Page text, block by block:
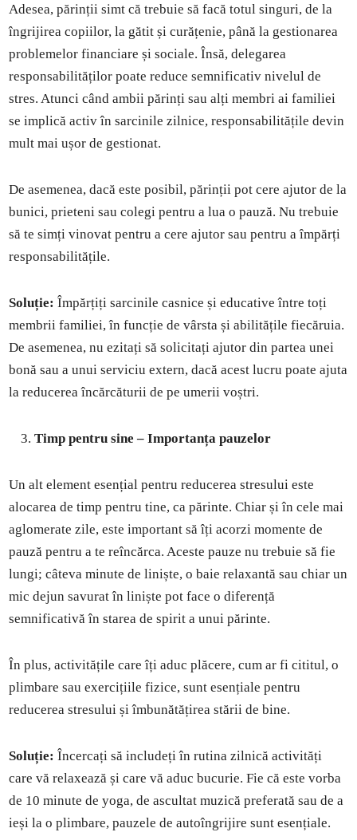
Adesea, părinții simt că trebuie să facă totul singuri, de la
îngrijirea copiilor, la gătit și curățenie, până la gestionarea
problemelor financiare și sociale. Însă, delegarea
responsabilităților poate reduce semnificativ nivelul de
stres. Atunci când ambii părinți sau alți membri ai familiei
se implică activ în sarcinile zilnice, responsabilitățile devin
mult mai ușor de gestionat.
De asemenea, dacă este posibil, părinții pot cere ajutor de la
bunici, prieteni sau colegi pentru a lua o pauză. Nu trebuie
să te simți vinovat pentru a cere ajutor sau pentru a împărți
responsabilitățile.
Soluție: Împărțiți sarcinile casnice și educative între toți
membrii familiei, în funcție de vârsta și abilitățile fiecăruia.
De asemenea, nu ezitați să solicitați ajutor din partea unei
bonă sau a unui serviciu extern, dacă acest lucru poate ajuta
la reducerea încărcăturii de pe umerii voștri.
Timp pentru sine – Importanța pauzelor
Un alt element esențial pentru reducerea stresului este
alocarea de timp pentru tine, ca părinte. Chiar și în cele mai
aglomerate zile, este important să îți acorzi momente de
pauză pentru a te reîncărca. Aceste pauze nu trebuie să fie
lungi; câteva minute de liniște, o baie relaxantă sau chiar un
mic dejun savurat în liniște pot face o diferență
semnificativă în starea de spirit a unui părinte.
În plus, activitățile care îți aduc plăcere, cum ar fi cititul, o
plimbare sau exercițiile fizice, sunt esențiale pentru
reducerea stresului și îmbunătățirea stării de bine.
Soluție: Încercați să includeți în rutina zilnică activități
care vă relaxează și care vă aduc bucurie. Fie că este vorba
de 10 minute de yoga, de ascultat muzică preferată sau de a
ieși la o plimbare, pauzele de autoîngrijire sunt esențiale.